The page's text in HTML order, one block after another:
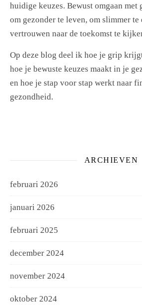
huidige keuzes. Bewust omgaan met
om gezonder te leven, om slimmer te
vertrouwen naar de toekomst te
Op deze blog deel ik hoe je grip
hoe je bewuste keuzes maakt in je
en hoe je stap voor stap werkt naar
gezondheid.
ARCHIEVEN
februari 2026
januari 2026
februari 2025
december 2024
november 2024
oktober 2024